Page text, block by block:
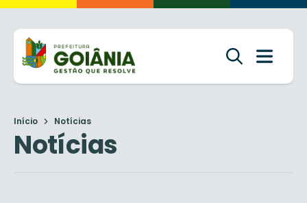
Início Notícias
Notícias